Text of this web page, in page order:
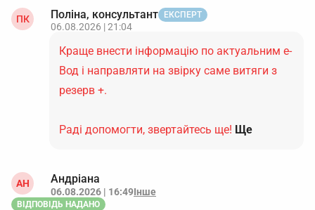
ПК Поліна, консультант ЕКСПЕРТ
06.08.2026 | 21:04
Краще внести інформацію по актуальним е-
Вод і направляти на звірку саме витяги з
резерв +.
Раді допомогти, звертайтесь ще! Ще
АН Андріана
06.08.2026 | 16:49Інше
ВІДПОВІДЬ НАДАНО